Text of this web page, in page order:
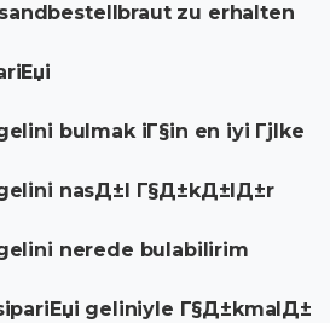
zu erhalten
bulmak iГ§in en iyi Гјlke
nasД±l Г§Д±kД±lД±r
nerede bulabilirim
geliniyle Г§Д±kmalД±